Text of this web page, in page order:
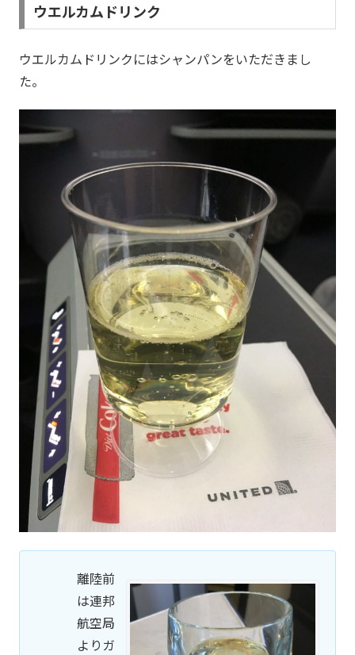
ウエルカムドリンク
ウエルカムドリンクにはシャンパンをいただきまし
た。
離陸前
は連邦
航空局
よりガ